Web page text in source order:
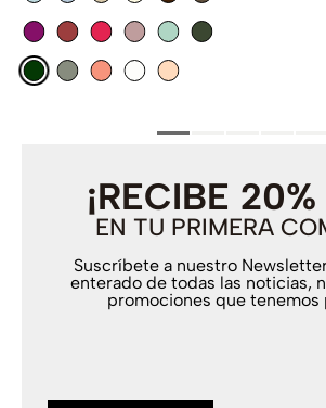
¡RECIBE
EN TU PRIMERA
Suscríbete a nuestro
enterado de todas las noticias,
promociones que tenemos